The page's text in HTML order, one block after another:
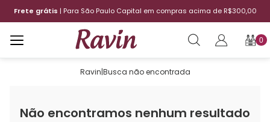
Frete grátis | Para São Paulo Capital em compras acima de R$300,00
0
Ravin|Busca não encontrada
Não encontramos nenhum resultado